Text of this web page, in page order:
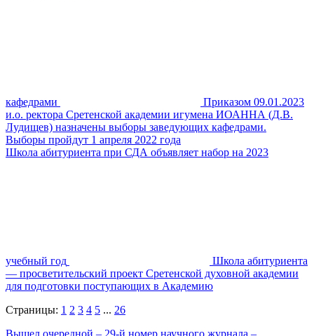
кафедрами
Приказом 09.01.2023
и.о. ректора Сретенской академии игумена ИОАННА (Д.В.
Лудищев) назначены выборы заведующих кафедрами.
Выборы пройдут 1 апреля 2022 года
Школа абитуриента при СДА объявляет набор на 2023
учебный год
Школа абитуриента
— просветительский проект Сретенской духовной академии
для подготовки поступающих в Академию
Страницы: 1 2 3 4 5 ... 26
Вышел очередной – 29-й номер научного журнала –